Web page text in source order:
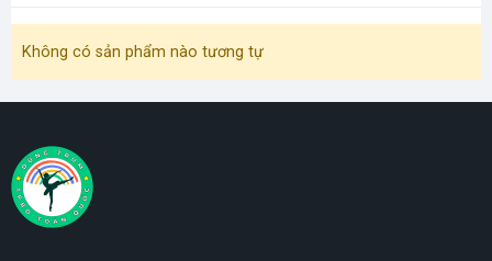
Không có sản phẩm nào tương tự